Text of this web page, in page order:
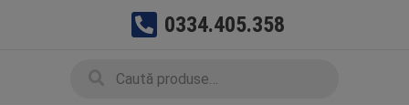
0334.405.358